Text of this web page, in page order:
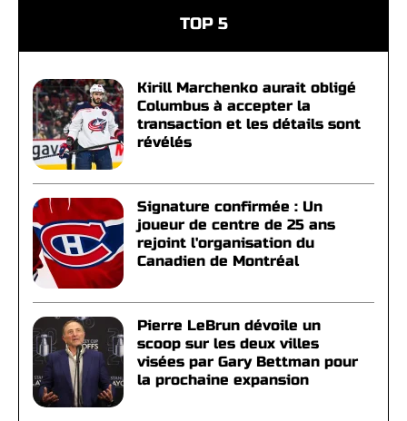
TOP 5
Kirill Marchenko aurait obligé
Columbus à accepter la
transaction et les détails sont
révélés
Signature confirmée : Un
joueur de centre de 25 ans
rejoint l'organisation du
Canadien de Montréal
Pierre LeBrun dévoile un
scoop sur les deux villes
visées par Gary Bettman pour
la prochaine expansion